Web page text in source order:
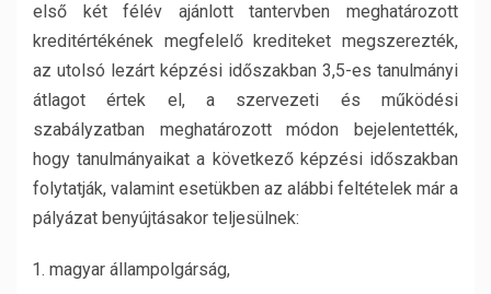
első két félév ajánlott tantervben meghatározott
kreditértékének megfelelő krediteket megszerezték,
az utolsó lezárt képzési időszakban 3,5-es tanulmányi
átlagot értek el, a szervezeti és működési
szabályzatban meghatározott módon bejelentették,
hogy tanulmányaikat a következő képzési időszakban
folytatják, valamint esetükben az alábbi feltételek már a
pályázat benyújtásakor teljesülnek:
magyar állampolgárság,